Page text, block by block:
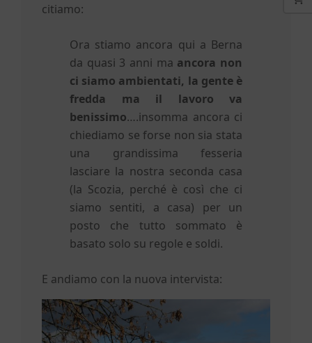
citiamo:
Ora stiamo ancora qui a Berna
da quasi 3 anni ma ancora non
ci siamo ambientati, la gente è
fredda ma il lavoro va
benissimo….insomma ancora ci
chiediamo se forse non sia stata
una grandissima fesseria
lasciare la nostra seconda casa
(la Scozia, perché è così che ci
siamo sentiti, a casa) per un
posto che tutto sommato è
basato solo su regole e soldi.
E andiamo con la nuova intervista: